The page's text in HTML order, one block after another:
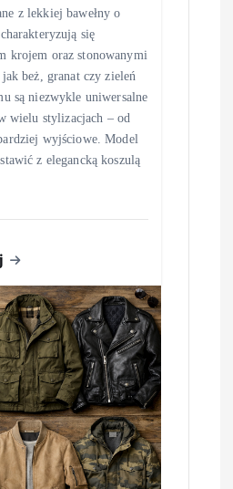
z lekkiej bawełny o
się
krojem oraz stonowanymi
beż, granat czy zieleń
są niezwykle uniwersalne
wielu stylizacjach – od
wyjściowe. Model
z elegancką koszulą